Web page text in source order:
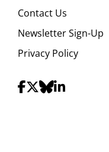
Contact Us
Newsletter Sign-Up
Privacy Policy